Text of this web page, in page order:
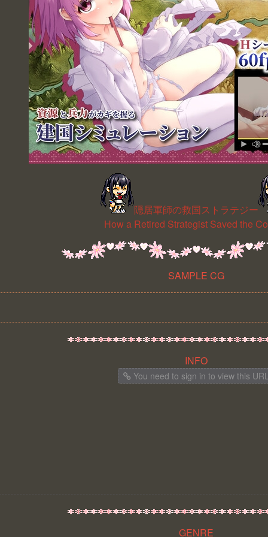
隠居軍師の救国ストラテジー
How a Retired Strategist Saved the
SAMPLE CG
INFO
You need to sign in to view this
GENRE